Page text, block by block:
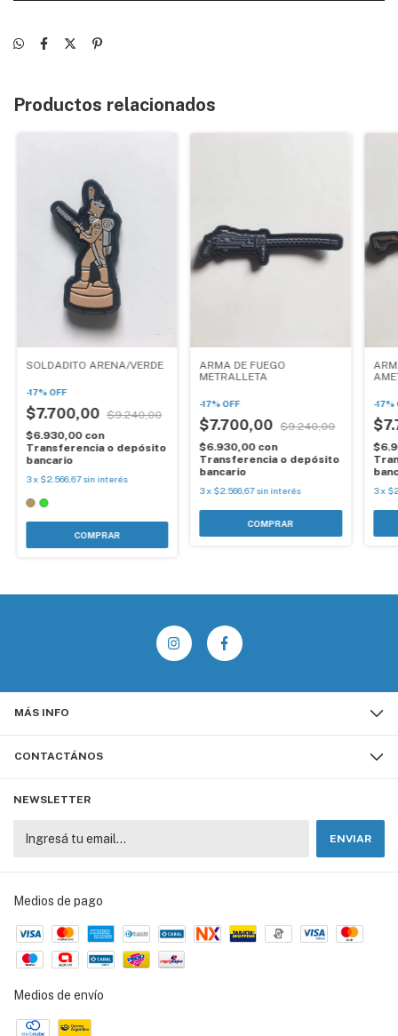
Productos relacionados
SOLDADITO ARENA/VERDE
-17%OFF
$7.700,00 $9.240,00
$6.930,00 con
Transferencia o depósito
bancario
3x $2.566,67 sin interés
COMPRAR
ARMA DE FUEGO
METRALLETA
-17%OFF
$7.700,00
$9.240,00
$6.930,00 con
Transferencia o depósito
bancario
3x $2.566,67 sin interés
-17%
3x
MÁS INFO
CONTACTÁNOS
NEWSLETTER
Medios de pago
Medios de envío